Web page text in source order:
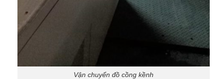
Vận chuyển đồ cồng kềnh